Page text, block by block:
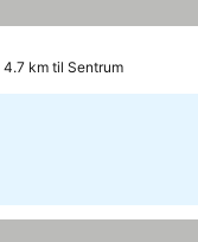
4.7 km til Sentrum